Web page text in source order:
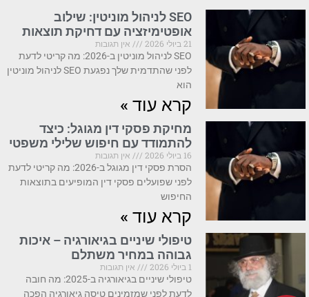
SEO לניהול מוניטין: שילוב
אופטימיזציה עם דחיקת תוצאות
21 ביולי 2026
אין תגובות
SEO לניהול מוניטין ב-2026: מה קריטי לדעת
לפני שהתדמית שלך נפגעת SEO לניהול מוניטין
הוא
קרא עוד »
מחיקת פסקי דין מגוגל: כיצד
להתמודד עם חיפוש שלילי משפטי
16 ביולי 2026
אין תגובות
הסרת פסקי דין מגוגל ב-2026: מה קריטי לדעת
לפני שפועלים פסקי דין המופיעים בתוצאות
החיפוש
קרא עוד »
טיפולי שיניים בגיאורגיה – איכות
גבוהה במחיר משתלם
1 ביולי 2026
אין תגובות
טיפולי שיניים בגיאורגיה ב-2025: מה חובה
לדעת לפני שמזמינים טיסה גיאורגיה הפכה